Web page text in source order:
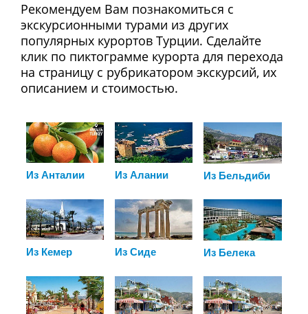
Рекомендуем Вам познакомиться с
экскурсионными турами из других
популярных курортов Турции. Сделайте
клик по пиктограмме курорта для перехода
на страницу с рубрикатором экскурсий, их
описанием и стоимостью.
Из Анталии Из Алании Из Бельдиби
Из Кемер Из Сиде Из Белека